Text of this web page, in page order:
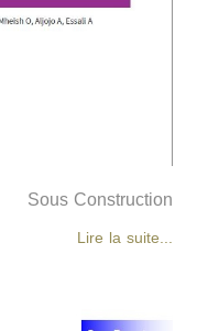
Sous Construction
Lire la suite...